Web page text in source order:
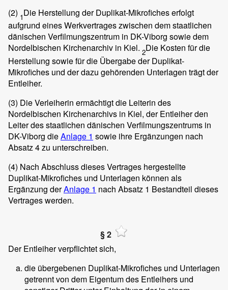
(2) 1Die Herstellung der Duplikat-Mikrofiches erfolgt
aufgrund eines Werkvertrages zwischen dem staatlichen
dänischen Verfilmungszentrum in DK-Viborg sowie dem
Nordelbischen Kirchenarchiv in Kiel. 2Die Kosten für die
Herstellung sowie für die Übergabe der Duplikat-
Mikrofiches und der dazu gehörenden Unterlagen trägt der
Entleiher.
(3) Die Verleiherin ermächtigt die Leiterin des
Nordelbischen Kirchenarchivs in Kiel, der Entleiher den
Leiter des staatlichen dänischen Verfilmungszentrums in
DK-Viborg dieAnlage 1 sowie ihre Ergänzungen nach
Absatz 4 zu unterschreiben.
(4) Nach Abschluss dieses Vertrages hergestellte
Duplikat-Mikrofiches und Unterlagen können als
Ergänzung derAnlage 1 nach Absatz 1 Bestandteil dieses
Vertrages werden.
§ 2
Der Entleiher verpflichtet sich,
die übergebenen Duplikat-Mikrofiches und Unterlagen
getrennt von dem Eigentum des Entleihers und